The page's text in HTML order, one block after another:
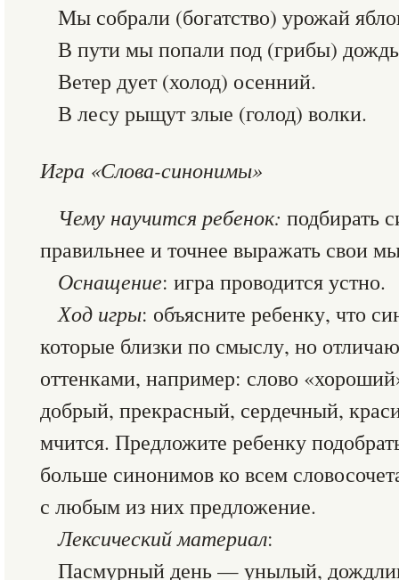
Мы собрали (богатство) урожай
В пути мы попали под (грибы)
Ветер дует (холод) осенний.
В лесу рыщут злые (голод) волки.
Игра «Слова-синонимы»
Чему научится ребенок: подбирать
правильнее и точнее выражать свои
Оснащение: игра проводится устно.
Ход игры: объясните ребенку, что
которые близки по смыслу, но
оттенками, например: слово
добрый, прекрасный, сердечный,
мчится. Предложите ребенку
больше синонимов ко всем
с любым из них предложение.
Лексический материал:
Пасмурный день — унылый,